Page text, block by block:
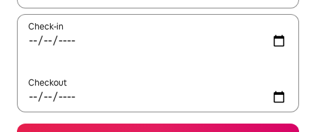
Check-in
Checkout